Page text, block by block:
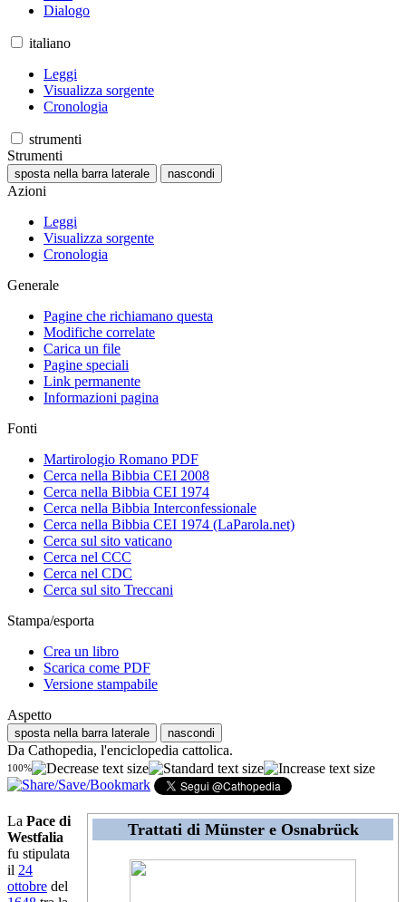
Dialogo
italiano
Leggi
Visualizza sorgente
Cronologia
strumenti
Strumenti
sposta nella barra laterale nascondi
Azioni
Leggi
Visualizza sorgente
Cronologia
Generale
Pagine che richiamano questa
Modifiche correlate
Carica un file
Pagine speciali
Link permanente
Informazioni pagina
Fonti
Martirologio Romano PDF
Cerca nella Bibbia CEI 2008
Cerca nella Bibbia CEI 1974
Cerca nella Bibbia Interconfessionale
Cerca nella Bibbia CEI 1974 (LaParola.net)
Cerca sul sito vaticano
Cerca nel CCC
Cerca nel CDC
Cerca sul sito Treccani
Stampa/esporta
Crea un libro
Scarica come PDF
Versione stampabile
Aspetto
sposta nella barra laterale nascondi
Da Cathopedia, l'enciclopedia cattolica.
100%
Trattati di Münster e Osnabrück
La Pace di
Westfalia
fu stipulata
il 24
ottobre del